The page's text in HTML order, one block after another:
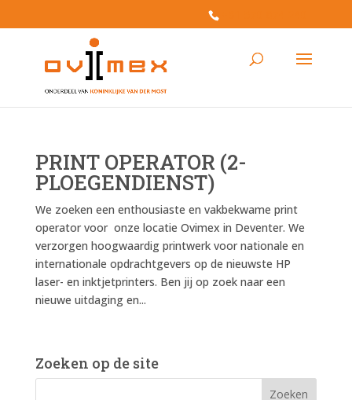
PRINT OPERATOR (2-
PLOEGENDIENST)
We zoeken een enthousiaste en vakbekwame print
operator voor onze locatie Ovimex in Deventer. We
verzorgen hoogwaardig printwerk voor nationale en
internationale opdrachtgevers op de nieuwste HP
laser- en inktjetprinters. Ben jij op zoek naar een
nieuwe uitdaging en...
Zoeken op de site